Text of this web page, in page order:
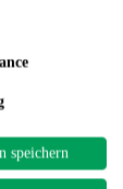
speichern